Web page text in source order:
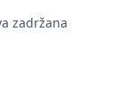
zadržana